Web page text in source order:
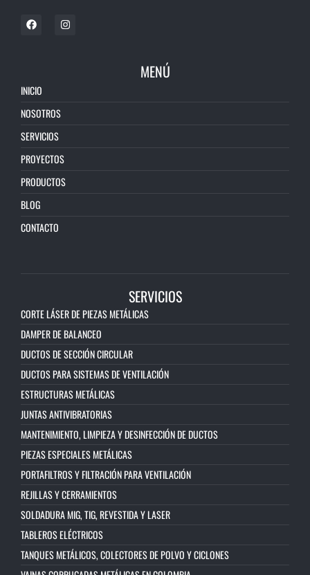
MENÚ
INICIO
NOSOTROS
SERVICIOS
PROYECTOS
PRODUCTOS
BLOG
CONTACTO
SERVICIOS
CORTE LÁSER DE PIEZAS METÁLICAS
DAMPER DE BALANCEO
DUCTOS DE SECCIÓN CIRCULAR
DUCTOS PARA SISTEMAS DE VENTILACIÓN
ESTRUCTURAS METÁLICAS
JUNTAS ANTIVIBRATORIAS
MANTENIMIENTO, LIMPIEZA Y DESINFECCIÓN DE DUCTOS
PIEZAS ESPECIALES METÁLICAS
PORTAFILTROS Y FILTRACIÓN PARA VENTILACIÓN
REJILLAS Y CERRAMIENTOS
SOLDADURA MIG, TIG, REVESTIDA Y LASER
TABLEROS ELÉCTRICOS
TANQUES METÁLICOS, COLECTORES DE POLVO Y CICLONES